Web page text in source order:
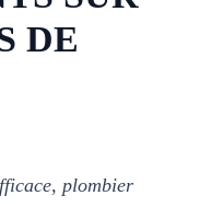
DE
plombier